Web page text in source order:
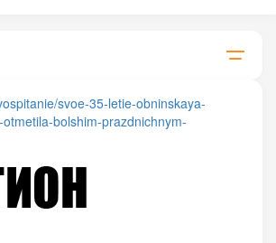
svoe-35-letie-obninskaya-
bolshim-prazdnichnym-